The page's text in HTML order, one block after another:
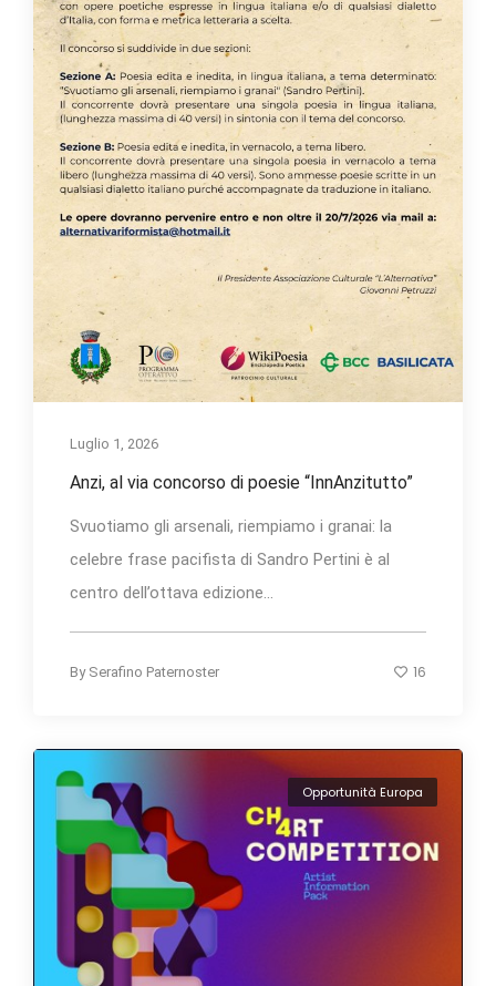
Luglio 1, 2026
Anzi, al via concorso di poesie “InnAnzitutto”
Svuotiamo gli arsenali, riempiamo i granai: la
celebre frase pacifista di Sandro Pertini è al
centro dell’ottava edizione...
By Serafino Paternoster 16
Opportunità Europa